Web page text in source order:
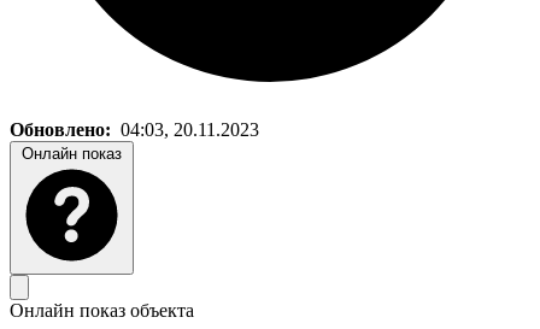
Обновлено: 04:03, 20.11.2023
Онлайн показ
Онлайн показ объекта